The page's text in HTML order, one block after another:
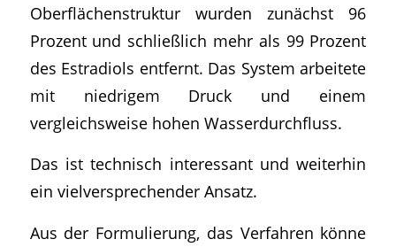
Oberflächenstruktur wurden zunächst 96
Prozent und schließlich mehr als 99 Prozent
des Estradiols entfernt. Das System arbeitete
mit niedrigem Druck und einem
vergleichsweise hohen Wasserdurchfluss.
Das ist technisch interessant und weiterhin
ein vielversprechender Ansatz.
Aus der Formulierung, das Verfahren könne